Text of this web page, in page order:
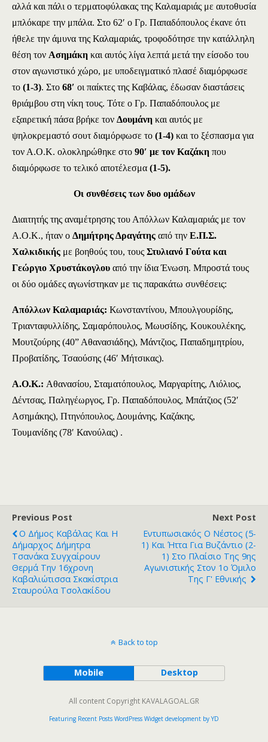
αλλά και πάλι ο τερματοφύλακας της Καλαμαριάς με αυτοθυσία
μπλόκαρε την μπάλα. Στο 62′ ο Γρ. Παπαδόπουλος έκανε ότι
ήθελε την άμυνα της Καλαμαριάς, τροφοδότησε την κατάλληλη
θέση τον Ασημάκη και αυτός λίγα λεπτά μετά την είσοδο του
στον αγωνιστικό χώρο, με υποδειγματικό πλασέ διαμόρφωσε
το (1-3). Στο 68′ οι παίκτες της Καβάλας, έδωσαν διαστάσεις
θριάμβου στη νίκη τους. Τότε ο Γρ. Παπαδόπουλος με
εξαιρετική πάσα βρήκε τον Δουμάνη και αυτός με
ψηλοκρεμαστό σουτ διαμόρφωσε το (1-4) και το ξέσπασμα για
τον Α.Ο.Κ. ολοκληρώθηκε στο 90′ με τον Καζάκη που
διαμόρφωσε το τελικό αποτέλεσμα (1-5).
Οι συνθέσεις των δυο ομάδων
Διαιτητής της αναμέτρησης του Απόλλων Καλαμαριάς με τον
Α.Ο.Κ., ήταν ο Δημήτρης Δραγάτης από την Ε.Π.Σ.
Χαλκιδικής με βοηθούς του, τους Στυλιανό Γούτα και
Γεώργιο Χρυστάκογλου από την ίδια Ένωση. Μπροστά τους
οι δύο ομάδες αγωνίστηκαν με τις παρακάτω συνθέσεις:
Απόλλων Καλαμαριάς: Κωνσταντίνου, Μπουλγουρίδης,
Τριανταφυλλίδης, Σαμαρόπουλος, Μωυσίδης, Κουκουλέκης,
Μουτζούρης (40” Αθανασιάδης), Μάντζιος, Παπαδημητρίου,
Προβατίδης, Τσαούσης (46′ Μήτσικας).
Α.Ο.Κ.: Αθανασίου, Σταματόπουλος, Μαργαρίτης, Λιόλιος,
Δέντσας, Παληγέωργος, Γρ. Παπαδόπουλος, Μπάτζιος (52′
Ασημάκης), Πτηνόπουλος, Δουμάνης, Καζάκης,
Τουμανίδης (78′ Κανούλας) .
Previous Post
Ο Δήμος Καβάλας Και Η
Δήμαρχος Δήμητρα
Τσανάκα Συγχαίρουν
Θερμά Την 16χρονη
Καβαλιώτισσα Σκακίστρια
Σταυρούλα Τσολακίδου
Next Post
Εντυπωσιακός Ο Νέστος (5-
1) Και Ήττα Για Βυζάντιο (2-
1) Στο Πλαίσιο Της 9ης
Αγωνιστικής Στον 1ο Όμιλο
Της Γ' Εθνικής
Back to top
Mobile Desktop
All content Copyright KAVALAGOAL.GR
Featuring Recent Posts WordPress Widget development by YD